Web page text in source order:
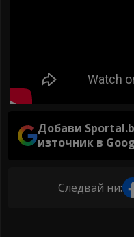
Добави
източник в
Следвай ни: